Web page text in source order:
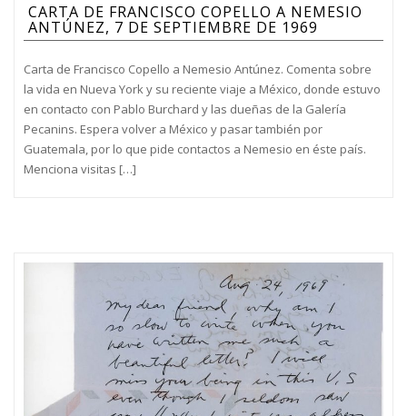
CARTA DE FRANCISCO COPELLO A NEMESIO
ANTÚNEZ, 7 DE SEPTIEMBRE DE 1969
Carta de Francisco Copello a Nemesio Antúnez. Comenta sobre
la vida en Nueva York y su reciente viaje a México, donde estuvo
en contacto con Pablo Burchard y las dueñas de la Galería
Pecanins. Espera volver a México y pasar también por
Guatemala, por lo que pide contactos a Nemesio en éste país.
Menciona visitas […]